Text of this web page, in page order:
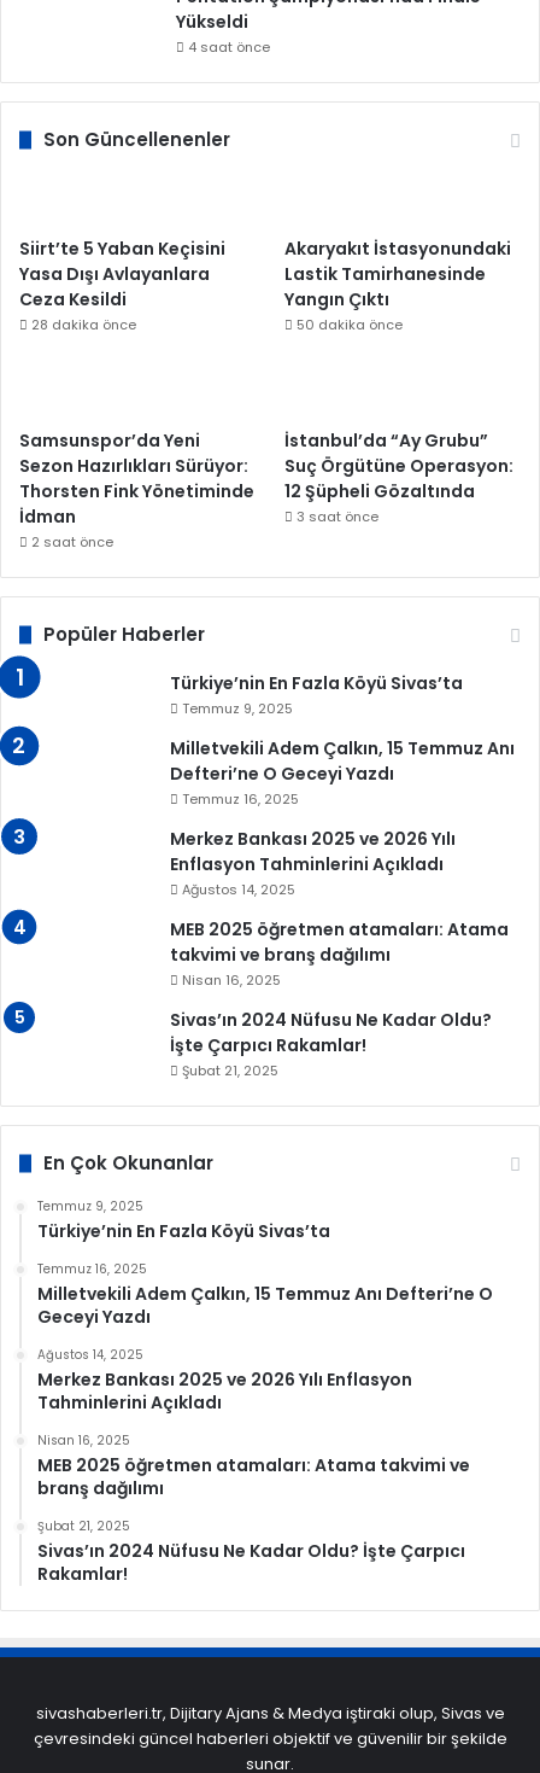
Yükseldi
4 saat önce
Son Güncellenenler
Siirt’te 5 Yaban Keçisini
Yasa Dışı Avlayanlara
Ceza Kesildi
28 dakika önce
Akaryakıt İstasyonundaki
Lastik Tamirhanesinde
Yangın Çıktı
50 dakika önce
Samsunspor’da Yeni
Sezon Hazırlıkları Sürüyor:
Thorsten Fink Yönetiminde
İdman
2 saat önce
İstanbul’da “Ay Grubu”
Suç Örgütüne Operasyon:
12 Şüpheli Gözaltında
3 saat önce
Popüler Haberler
Türkiye’nin En Fazla Köyü Sivas’ta
Temmuz 9, 2025
Milletvekili Adem Çalkın, 15 Temmuz Anı
Defteri’ne O Geceyi Yazdı
Temmuz 16, 2025
Merkez Bankası 2025 ve 2026 Yılı
Enflasyon Tahminlerini Açıkladı
Ağustos 14, 2025
MEB 2025 öğretmen atamaları: Atama
takvimi ve branş dağılımı
Nisan 16, 2025
Sivas’ın 2024 Nüfusu Ne Kadar Oldu?
İşte Çarpıcı Rakamlar!
Şubat 21, 2025
En Çok Okunanlar
Temmuz 9, 2025
Türkiye’nin En Fazla Köyü Sivas’ta
Temmuz 16, 2025
Milletvekili Adem Çalkın, 15 Temmuz Anı Defteri’ne O
Geceyi Yazdı
Ağustos 14, 2025
Merkez Bankası 2025 ve 2026 Yılı Enflasyon
Tahminlerini Açıkladı
Nisan 16, 2025
MEB 2025 öğretmen atamaları: Atama takvimi ve
branş dağılımı
Şubat 21, 2025
Sivas’ın 2024 Nüfusu Ne Kadar Oldu? İşte Çarpıcı
Rakamlar!
sivashaberleri.tr, Dijitary Ajans & Medya iştiraki olup, Sivas ve
çevresindeki güncel haberleri objektif ve güvenilir bir şekilde
sunar.